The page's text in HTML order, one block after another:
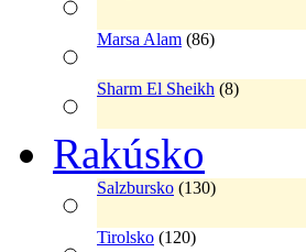
Marsa Alam (86)
Sharm El Sheikh (8)
Rakúsko
Salzbursko (130)
Tirolsko (120)